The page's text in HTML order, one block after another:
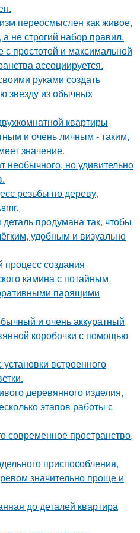
переосмыслен как живое,
не строгий набор правил.
простотой и максимальной
ассоциируется.
руками создать
звезду из обычных
квартиры
и очень личным - таким,
значение.
необычного, но удивительно
резьбы по дереву,
продумана так, чтобы
удобным и визуально
создания
камина с потайным
парящими
и очень аккуратный
коробочки с помощью
встроенного
деревянного изделия,
этапов работы с
современное пространство,
приспособления,
значительно проще и
до деталей квартира